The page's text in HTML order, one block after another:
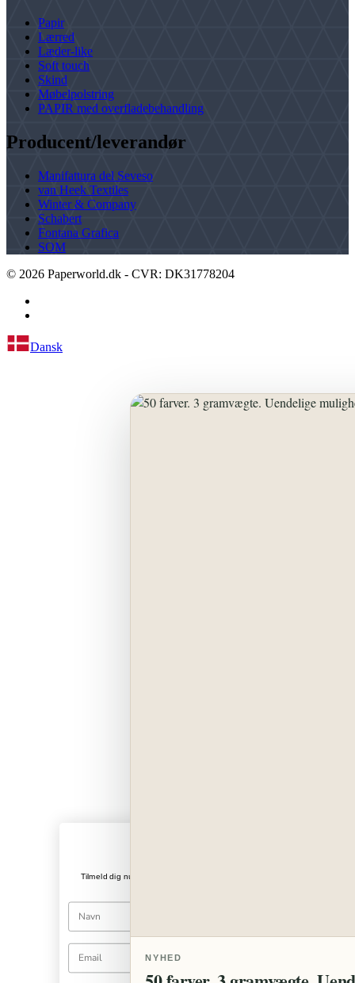
Papir
Lærred
Læder-like
Soft touch
Skind
Møbelpolstring
PAPIR med overfladebehandling
Producent/leverandør
Manifattura del Seveso
van Heek Textiles
Winter & Company
Schabert
Fontana Grafica
SOM
© 2026 Paperworld.dk - CVR: DK31778204
NYHED
Dansk
Tilmeld dig nu og kom med på rejsen ind i PaperWorld's kreative univers